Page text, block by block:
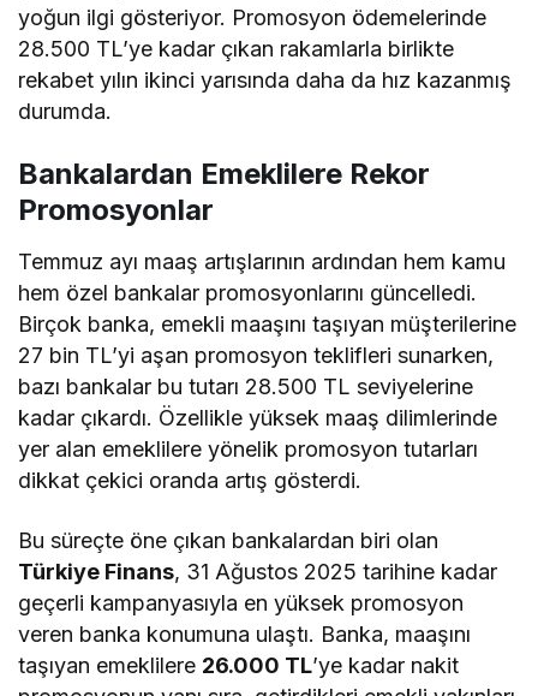
yoğun ilgi gösteriyor. Promosyon ödemelerinde
28.500 TL’ye kadar çıkan rakamlarla birlikte
rekabet yılın ikinci yarısında daha da hız kazanmış
durumda.
Bankalardan Emeklilere Rekor
Promosyonlar
Temmuz ayı maaş artışlarının ardından hem kamu
hem özel bankalar promosyonlarını güncelledi.
Birçok banka, emekli maaşını taşıyan müşterilerine
27 bin TL’yi aşan promosyon teklifleri sunarken,
bazı bankalar bu tutarı 28.500 TL seviyelerine
kadar çıkardı. Özellikle yüksek maaş dilimlerinde
yer alan emeklilere yönelik promosyon tutarları
dikkat çekici oranda artış gösterdi.
Bu süreçte öne çıkan bankalardan biri olan
Türkiye Finans, 31 Ağustos 2025 tarihine kadar
geçerli kampanyasıyla en yüksek promosyon
veren banka konumuna ulaştı. Banka, maaşını
taşıyan emeklilere 26.000 TL’ye kadar nakit